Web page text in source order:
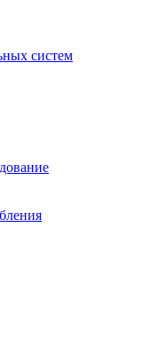
систем